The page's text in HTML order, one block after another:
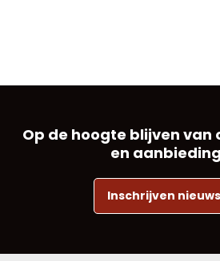
Op de hoogte blijven van
en
Inschrijven